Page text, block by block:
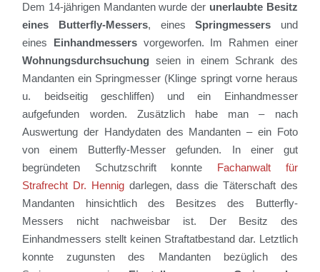
Dem 14-jährigen Mandanten wurde der unerlaubte Besitz
eines Butterfly-Messers, einesSpringmessers und
eines Einhandmessers vorgeworfen. Im Rahmen einer
Wohnungsdurchsuchung seien in einem Schrank des
Mandanten ein Springmesser (Klinge springt vorne heraus
u. beidseitig geschliffen) und ein Einhandmesser
aufgefunden worden. Zusätzlich habe man – nach
Auswertung der Handydaten des Mandanten – ein Foto
von einem Butterfly-Messer gefunden. In einer gut
begründeten Schutzschrift konnte Fachanwalt für
Strafrecht Dr. Hennigdarlegen, dass die Täterschaft des
Mandanten hinsichtlich des Besitzes des Butterfly-
Messers nicht nachweisbar ist. Der Besitz des
Einhandmessers stellt keinen Straftatbestand dar. Letztlich
konnte zugunsten des Mandanten bezüglich des